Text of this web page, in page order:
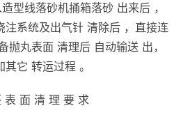
型线落砂机捅箱落砂 出来后 ，
注系统及出气针 清除后 ，直接连
抛丸表面 清理后 自动输送 出，
它 转运过程 。
表 面 清 理 要 求